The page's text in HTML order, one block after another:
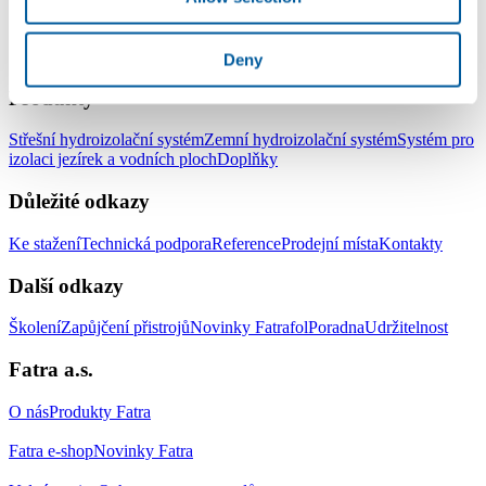
Deny
YouTube
Produkty
Střešní hydroizolační systémZemní hydroizolační systémSystém pro
izolaci jezírek a vodních plochDoplňky
Důležité odkazy
Ke staženíTechnická podporaReferenceProdejní místaKontakty
Další odkazy
ŠkoleníZapůjčení přistrojůNovinky FatrafolPoradnaUdržitelnost
Fatra a.s.
O násProdukty Fatra
Fatra e-shopNovinky Fatra